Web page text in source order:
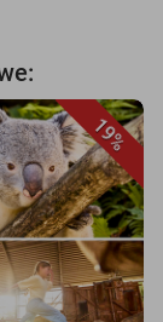
19%